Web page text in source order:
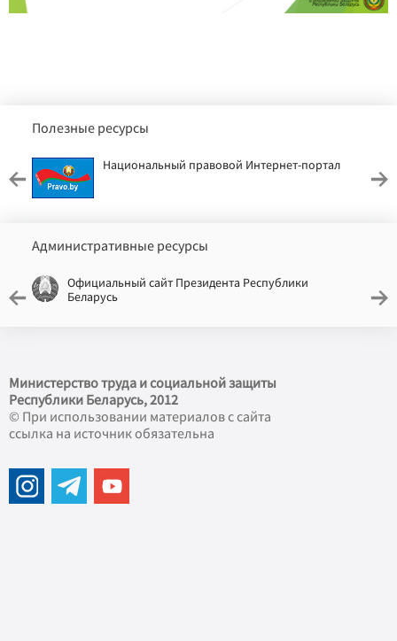
Полезные ресурсы
Национальный правовой Интернет-портал
Административные ресурсы
Официальный сайт Президента Республики
Беларусь
Министерство труда и социальной защиты
Республики Беларусь, 2012
© При использовании материалов с сайта
ссылка на источник обязательна